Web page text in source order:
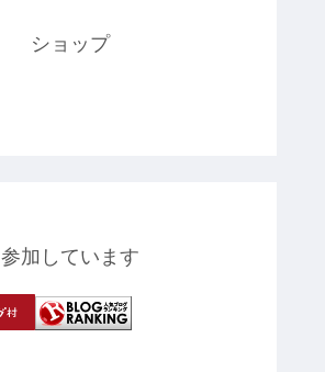
ショップ
参加しています